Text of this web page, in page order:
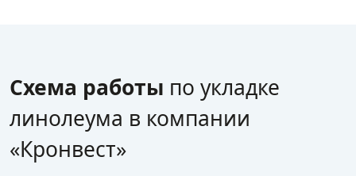
Схема работы по укладке
линолеума в компании
«Кронвест»